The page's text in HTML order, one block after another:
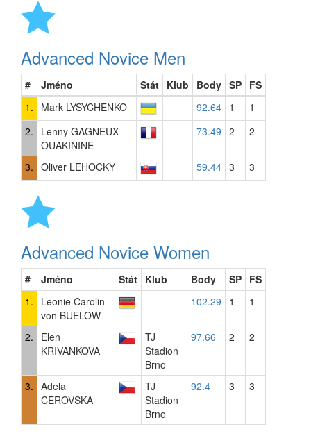
Advanced Novice Men
# Jméno Stát Klub Body SP FS
1.
Mark LYSYCHENKO 92.64 1
1
2.
Lenny GAGNEUX
OUAKININE
73.49 2 2
3. Oliver LEHOCKY 59.44 3 3
Advanced Novice Women
# Jméno Stát Klub Body SP FS
1.
Leonie Carolin
von BUELOW
102.29 1 1
2.
Elen
KRIVANKOVA
TJ
Stadion
Brno
97.66 2 2
3. Adela
CEROVSKA
TJ
Stadion
Brno
92.4 3 3